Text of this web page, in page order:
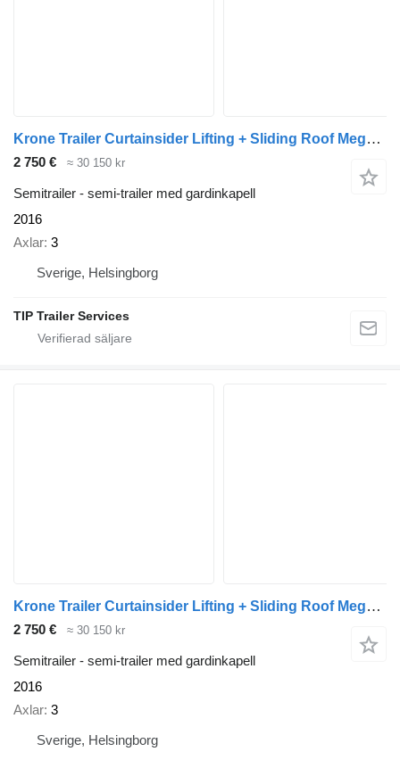
Krone Trailer Curtainsider Lifting + Sliding Roof Mega
2 750 €
≈ 30 150 kr
Semitrailer - semi-trailer med gardinkapell
2016
Axlar 3
Sverige, Helsingborg
TIP Trailer Services
Krone Trailer Curtainsider Lifting + Sliding Roof Mega
2 750 €
≈ 30 150 kr
Semitrailer - semi-trailer med gardinkapell
2016
Axlar 3
Sverige, Helsingborg